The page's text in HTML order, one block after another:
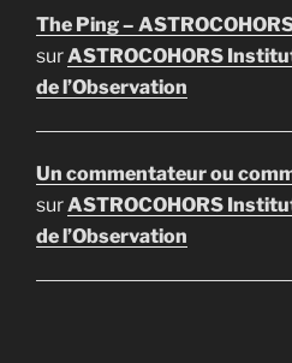
The Ping –
surASTROCOHORS
de l’Observation
Un commentateur ou
surASTROCOHORS
de l’Observation